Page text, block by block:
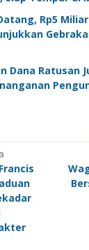
Rp5
Dana Ratusan